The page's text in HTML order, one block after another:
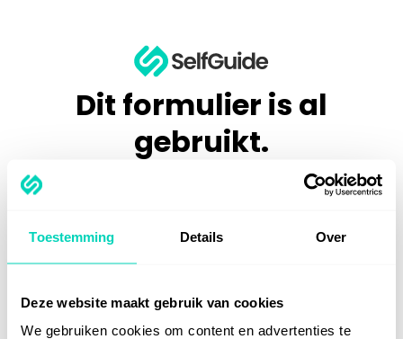
Toestemming Details Over
Deze website maakt gebruik van cookies
We gebruiken cookies om content en advertenties te
Dit formulier is al
gebruikt.
om een nieuwe trial aan te vragen.
Heb je een fout gemaakt in je aanvraag of heb je een